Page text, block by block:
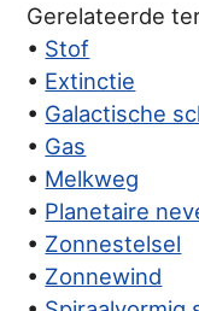
Gerelateerde
• Stof
• Extinctie
• Galactische
• Gas
• Melkweg
• Planetaire
• Zonnestelsel
• Zonnewind